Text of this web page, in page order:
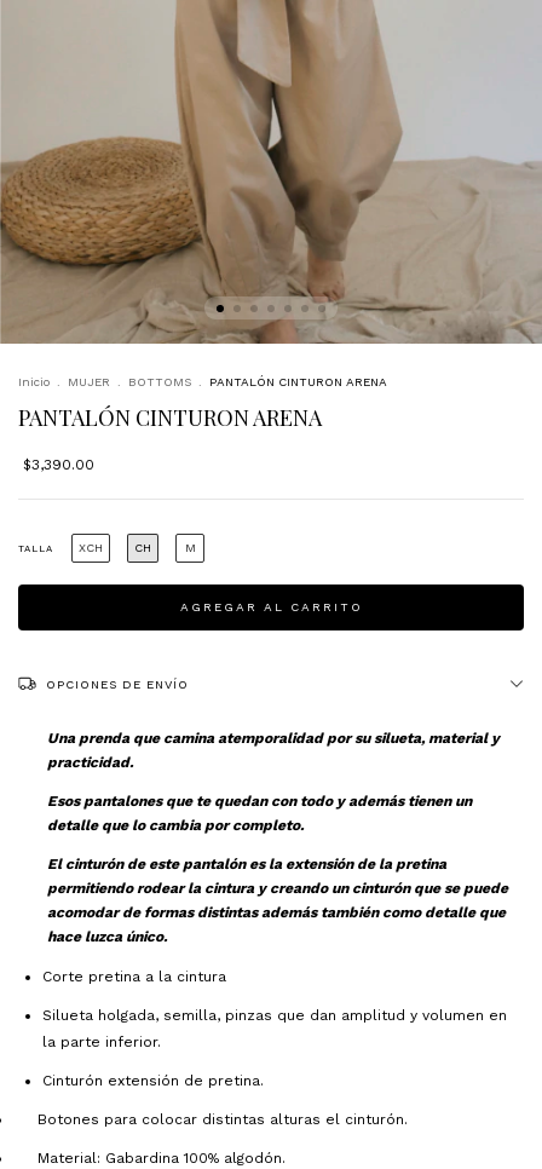
Inicio . MUJER . BOTTOMS . PANTALÓN CINTURON ARENA
PANTALÓN CINTURON ARENA
$3,390.00
TALLA XCH CH M
OPCIONES DE ENVÍO
Una prenda que camina atemporalidad por su silueta, material y
practicidad.
Esos pantalones que te quedan con todo y además tienen un
detalle que lo cambia por completo.
El cinturón de este pantalón es la extensión de la pretina
permitiendo rodear la cintura y creando un cinturón que se puede
acomodar de formas distintas además también como detalle que
hace luzca único.
Corte pretina a la cintura
Silueta holgada, semilla, pinzas que dan amplitud y volumen en
la parte inferior.
Cinturón extensión de pretina.
Botones para colocar distintas alturas el cinturón.
Material: Gabardina 100% algodón.